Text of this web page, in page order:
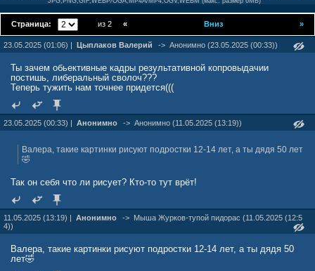
Страница: из 2 »
« Вниз
23.05.2025 (01:06) | Цыплаков Валерий -> Анонимно (23.05.2025 (00:33))
Ты зачем обьективные кадры результативной копровыдачии
постишь, либеральный сволоч???
Теперь тужить нам точнее придется(((
23.05.2025 (00:33) | Анонимно -> Анонимно (11.05.2025 (13:19))
Валера, такие картинки рисуют подростки 12-14 лет, а ты дядя 50 лет
🤣
Так он себя что ли рисует? Кто-то тут врёт!
11.05.2025 (13:19) | Анонимно -> Мыша Жуpков-тупой пидорас (11.05.2025 (12:5
4))
Валера, такие картинки рисуют подростки 12-14 лет, а ты дядя 50
лет🤣